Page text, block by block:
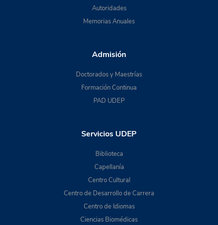
Autoridades
Memorias Anuales
Admisión
Doctorados y Maestrías
Formación Continua
PAD UDEP
Servicios UDEP
Biblioteca
Capellanía
Centro Cultural
Centro de Desarrollo de Carrera
Centro de Idiomas
Ciencias Biomédicas